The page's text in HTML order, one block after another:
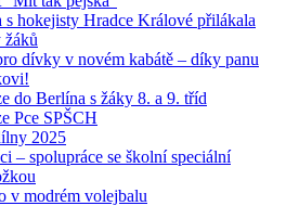
s hokejisty Hradce Králové přilákala
žáků
dívky v novém kabátě – díky panu
do Berlína s žáky 8. a 9. tříd
Pce SPŠCH
2025
– spolupráce se školní speciální
v modrém volejbalu